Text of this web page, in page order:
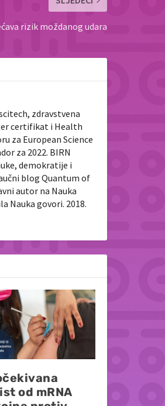
rizik moždanog udara
zdravstvena
certifikat i Health
za European Science
za 2022. BIRN
demokratije i
blog Quantum of
autor na Nauka
Nauka govori. 2018.
od mRNA